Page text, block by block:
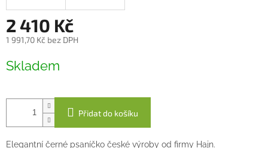
2 410 Kč
1 991,70 Kč bez DPH
cena:
Skladem
Přidat do košíku
Elegantní černé psaníčko české výroby od firmy Hajn.